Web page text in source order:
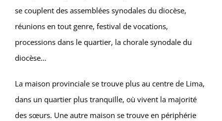
se couplent des assemblées synodales du diocèse,
réunions en tout genre, festival de vocations,
processions dans le quartier, la chorale synodale du
diocèse…
La maison provinciale se trouve plus au centre de Lima,
dans un quartier plus tranquille, où vivent la majorité
des sœurs. Une autre maison se trouve en périphérie